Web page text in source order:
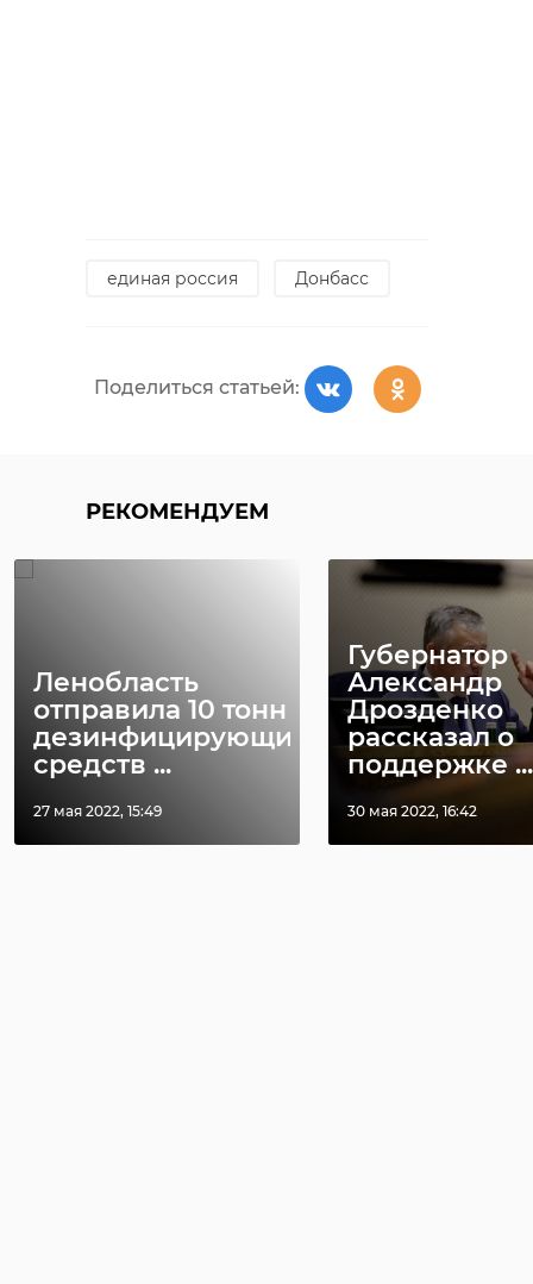
единая россия Донбасс
Поделиться статьей:
РЕКОМЕНДУЕМ
Ленобласть
отправила 10 тонн
дезинфицирующих
средств ...
27 мая 2022, 15:49
Губернатор
Александр
Дрозденко
рассказал о
поддержке ...
30 мая 2022, 16:42